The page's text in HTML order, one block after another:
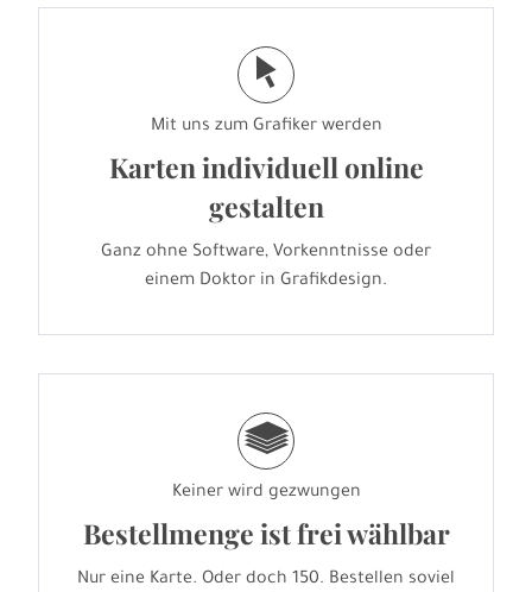
j
Mit uns zum Grafiker werden
Karten individuell online
gestalten
Ganz ohne Software, Vorkenntnisse oder
einem Doktor in Grafikdesign.
g
Keiner wird gezwungen
Bestellmenge ist frei wählbar
Nur eine Karte. Oder doch 150. Bestellen soviel